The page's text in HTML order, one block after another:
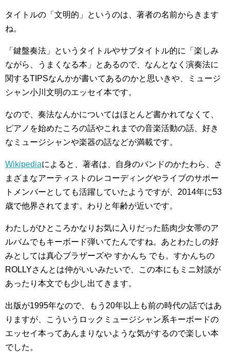
タイトルの「文明的」というのは、著者の名前からきます
ね。
「鍵盤奏法」というタイトルやサブタイトル的に「楽しみ
ながら、うまくなる本」とあるので、なんとなく演奏法に
関するTIPSなんかが書いてあるのかと思いきや、ミュージ
シャン小川文明のエッセイ本です。
なので、奏法なんかについてはほとんど書かれてなくて、
ピアノを始めたころの話やこれまでの音楽活動の話、好き
なミュージシャンや楽器の話などが満載です。
Wikipediaによると、著者は、自身のバンドのかたわら、さ
まざまなアーティストのレコーディングやライブのサポー
トメンバーとしても活躍していたようですが、2014年に53
歳で他界されてます。わりと年齢が近いです。
わたしがひところかなりお気に入りだった筋肉少女帯のア
ルバムでもキーボード弾いてたんですね。あとわたしの好
みとしては真心ブラザーズや すかんち でも。すかんちの
ROLLYさんとは仲がいいみたいで、この本にもミニ対談が
あったり本文でも少し出てきます。
出版が1995年なので、もう20年以上も前の時代の話ではあ
りますが、こういうロックミュージシャン系キーボードの
エッセイ本ってあんまりないような気がするので楽しい本
でした。